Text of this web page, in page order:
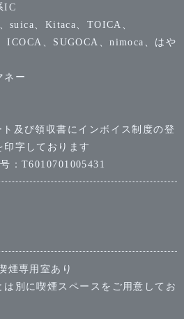
IC
suica、Kitaca、TOICA、
ICOCA、SUGOCA、nimoca、はや
ネー
及び領収書にインボイス制度の登
印字しております
：T6010701005431
煙専用室あり
は別に喫煙スペースをご用意してお